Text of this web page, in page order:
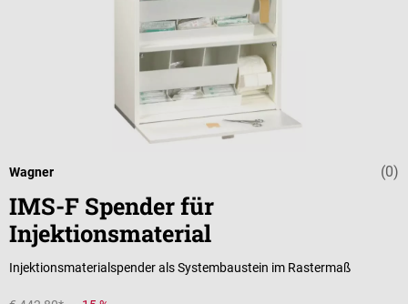
(0)
Wagner
IMS-F Spender für
Injektionsmaterial
Injektionsmaterialspender als Systembaustein im Rastermaß